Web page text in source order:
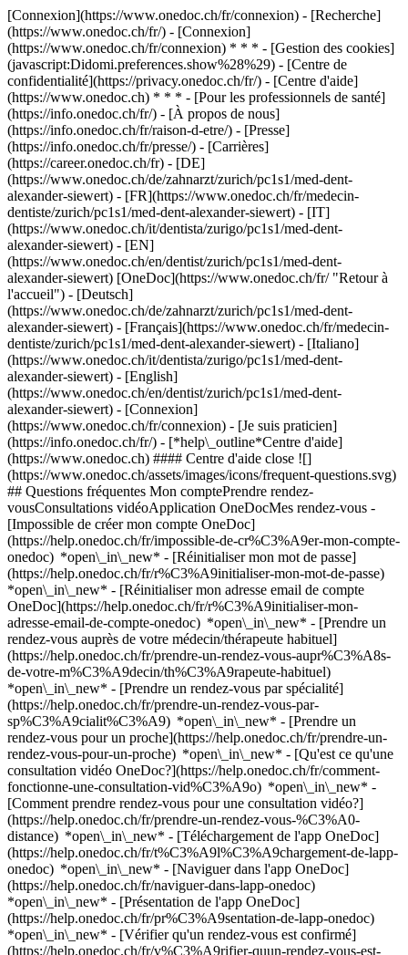
[Connexion](https://www.onedoc.ch/fr/connexion) - [Recherche]
(https://www.onedoc.ch/fr/) - [Connexion]
(https://www.onedoc.ch/fr/connexion) * * * - [Gestion des cookies]
(javascript:Didomi.preferences.show%28%29) - [Centre de
confidentialité](https://privacy.onedoc.ch/fr/) - [Centre d'aide]
(https://www.onedoc.ch) * * * - [Pour les professionnels de santé]
(https://info.onedoc.ch/fr/) - [À propos de nous]
(https://info.onedoc.ch/fr/raison-d-etre/) - [Presse]
(https://info.onedoc.ch/fr/presse/) - [Carrières]
(https://career.onedoc.ch/fr) - [DE]
(https://www.onedoc.ch/de/zahnarzt/zurich/pc1s1/med-dent-
alexander-siewert) - [FR](https://www.onedoc.ch/fr/medecin-
dentiste/zurich/pc1s1/med-dent-alexander-siewert) - [IT]
(https://www.onedoc.ch/it/dentista/zurigo/pc1s1/med-dent-
alexander-siewert) - [EN]
(https://www.onedoc.ch/en/dentist/zurich/pc1s1/med-dent-
alexander-siewert) [OneDoc](https://www.onedoc.ch/fr/ "Retour à
l'accueil") - [Deutsch]
(https://www.onedoc.ch/de/zahnarzt/zurich/pc1s1/med-dent-
alexander-siewert) - [Français](https://www.onedoc.ch/fr/medecin-
dentiste/zurich/pc1s1/med-dent-alexander-siewert) - [Italiano]
(https://www.onedoc.ch/it/dentista/zurigo/pc1s1/med-dent-
alexander-siewert) - [English]
(https://www.onedoc.ch/en/dentist/zurich/pc1s1/med-dent-
alexander-siewert) - [Connexion]
(https://www.onedoc.ch/fr/connexion) - [Je suis praticien]
(https://info.onedoc.ch/fr/) - [*help\_outline*Centre d'aide]
(https://www.onedoc.ch) #### Centre d'aide close ![]
(https://www.onedoc.ch/assets/images/icons/frequent-questions.svg)
## Questions fréquentes Mon comptePrendre rendez-
vousConsultations vidéoApplication OneDocMes rendez-vous -
[Impossible de créer mon compte OneDoc]
(https://help.onedoc.ch/fr/impossible-de-cr%C3%A9er-mon-compte-
onedoc) *open\_in\_new* - [Réinitialiser mon mot de passe]
(https://help.onedoc.ch/fr/r%C3%A9initialiser-mon-mot-de-passe)
*open\_in\_new* - [Réinitialiser mon adresse email de compte
OneDoc](https://help.onedoc.ch/fr/r%C3%A9initialiser-mon-
adresse-email-de-compte-onedoc) *open\_in\_new* - [Prendre un
rendez-vous auprès de votre médecin/thérapeute habituel]
(https://help.onedoc.ch/fr/prendre-un-rendez-vous-aupr%C3%A8s-
de-votre-m%C3%A9decin/th%C3%A9rapeute-habituel)
*open\_in\_new* - [Prendre un rendez-vous par spécialité]
(https://help.onedoc.ch/fr/prendre-un-rendez-vous-par-
sp%C3%A9cialit%C3%A9) *open\_in\_new* - [Prendre un
rendez-vous pour un proche](https://help.onedoc.ch/fr/prendre-un-
rendez-vous-pour-un-proche) *open\_in\_new* - [Qu'est ce qu'une
consultation vidéo OneDoc?](https://help.onedoc.ch/fr/comment-
fonctionne-une-consultation-vid%C3%A9o) *open\_in\_new* -
[Comment prendre rendez-vous pour une consultation vidéo?]
(https://help.onedoc.ch/fr/prendre-un-rendez-vous-%C3%A0-
distance) *open\_in\_new* - [Téléchargement de l'app OneDoc]
(https://help.onedoc.ch/fr/t%C3%A9l%C3%A9chargement-de-lapp-
onedoc) *open\_in\_new* - [Naviguer dans l'app OneDoc]
(https://help.onedoc.ch/fr/naviguer-dans-lapp-onedoc)
*open\_in\_new* - [Présentation de l'app OneDoc]
(https://help.onedoc.ch/fr/pr%C3%A9sentation-de-lapp-onedoc)
*open\_in\_new* - [Vérifier qu'un rendez-vous est confirmé](https://help.onedoc.ch/fr/v%C3%A9rifier-quun-rendez-vous-est-confirm%C3%A9) *open\_in\_new* - [Annuler un rendez-vous pris en ligne sur OneDoc](https://help.onedoc.ch/fr/annuler-un-rendez-vous-pris-en-ligne-sur-onedoc) *open\_in\_new* - [Je ne reçois pas de confirmation de rendez-vous](https://help.onedoc.ch/fr/je-ne-re%C3%A7ois-pas-de-confirmation-de-rendez-vous) *open\_in\_new* [Voir tous nos articles *open\_in\_new*](https://help.onedoc.ch/fr/) ![Med. dent. Alexander Siewert, médecin-dentiste à Zurich](https://assets.onedoc.ch/images/users/455fbc9f60382438e3ed30f26178af5ee06cf03eb626f7cdd81495b811f81400-small.png "Med. dent. Alexander Siewert, médecin-dentiste à Zurich") *photo\_camera*+ 10 photos # Med. dent. Alexander Siewert ![Badge indiquant un profil vérifié](https://www.onedoc.ch/assets/images/icons/checkmark.svg) ## Médecin-dentiste Résumé Carte Présentation ![Icône patient avec un signe plus annonçant que le professionnel accepte de nouveaux patients](https://www.onedoc.ch/assets/images/icons/new-patients.svg) ### Patients acceptés Med. dent. Alexander Siewert accepte les nouveaux patients ![Icône mallette annonçant les spécialités du professionnel de santé](https://www.onedoc.ch/assets/images/icons/specialties.svg) ### Spécialités Médecine bucco-dentaire ![Icône microscope annonçant les expertises dans lesquelles le professionnel est spécialisé](https://www.onedoc.ch/assets/images/icons/expertises.svg) ### Expertises Dévitalisation Urgence dentaire Extraction dentaire | Dents de sagesse Bagues | Appareil dentaire Retainer [*arrow\_drop\_down*Voir plus](https://www.onedoc.ch) ![Marqueur annonçant la carte et les informations d’accès du cabinet](https://www.onedoc.ch/assets/images/icons/map.svg) ### Carte et informations d'accès #### [Zahnärzte Zürich Bahnhofstrasse](https://www.onedoc.ch/fr/cabinet-dentaire/zurich/ebeiz/zahnarzte-zurich-bahnhofstrasse) Bahnhofstrasse 110 8001 Zurich #### Horaire d'ouverture Actuellement fermé - Ouvre mercredi à 07:00 *expand\_more* Lundi: 07:00 - 21:00 Mardi: 07:00 - 21:00 Mercredi: 07:00 - 21:00 Jeudi: 07:00 - 21:00 Vendredi: 07:00 - 21:00 Samedi: Fermé Dimanche: Fermé ![Icône document annonçant la présentation de l’établissement](https://www.onedoc.ch/assets/images/icons/presentation.svg) ### Présentation du professionnel de santé __Alexander Siewert, docteur en médecine dentaire,__ est un dentiste expérimenté en médecine dentaire générale. Il a suivi ses études de médecine dentaire en Allemagne et est reconnu en Suisse depuis 2023. Dans le cadre de son activité clinique, il accompagne ses patients dans la prévention, le diagnostic et le traitement de divers problèmes dentaires. Ses domaines de spécialisation comprennent : - __Dentisterie générale :__ examens préventifs, diagnostics et traitements visant à préserver la santé bucco-dentaire. - __Endodontie :__ dévitalisation et traitements canalaire pour soigner les dents enflammées ou endommagées. - __Urgences dentaires :__ évaluation et traitement des troubles aigus tels que les douleurs dentaires, les traumatismes dentaires ou les infections. - __Chirurgie buccale :__ extractions dentaires, y compris l'extraction des dents de sagesse. - __Appareils dentaires et appareils de contention :__ prise en charge des patients portant des appareils orthodontiques ainsi que suivi avec des appareils de contention. __Qualifications__ - Diplôme de médecine dentaire, Allemagne (2019) - Reconnaissance en tant que dentiste par la MEBEKO, Suisse (2023) Le Dr Alexander Siewert vous conseille en allemand. Consultez ses disponibilités et prenez rendez-vous en ligne via OneDoc. [*arrow\_drop\_down*Voir plus](https://www.onedoc.ch) [![Med. dent. Alexander Siewert, médecin-dentiste à Zurich](https://assets.onedoc.ch/images/users/455fbc9f60382438e3ed30f26178af5ee06cf03eb626f7cdd81495b811f81400-small.png "Med. dent. Alexander Siewert, médecin-dentiste à Zurich")](https://assets.onedoc.ch/images/users/455fbc9f60382438e3ed30f26178af5ee06cf03eb626f7cdd81495b811f81400.png)[![Zahnärzte Zürich Bahnhofstrasse, cabinet dentaire à Zurich](https://assets.onedoc.ch/images/entities/c3a3cf9856fdba0c9acab612616569f22c3c46a033957722980049f6329474a8-small.jpg "Zahnärzte Zürich Bahnhofstrasse, cabinet dentaire à Zurich")](https://assets.onedoc.ch/images/entities/c3a3cf9856fdba0c9acab612616569f22c3c46a033957722980049f6329474a8.jpg)[![Zahnärzte Zürich Bahnhofstrasse, cabinet dentaire à Zurich](https://assets.onedoc.ch/images/entities/c1530eeec3da292b3a89f25d7e11d65e2d5049448fafe15e1a1a4b8bc5fdea65-small.jpg "Zahnärzte Zürich Bahnhofstrasse, cabinet dentaire à Zurich")](https://assets.onedoc.ch/images/entities/c1530eeec3da292b3a89f25d7e11d65e2d5049448fafe15e1a1a4b8bc5fdea65.jpg)[![Zahnärzte Zürich Bahnhofstrasse, cabinet dentaire à Zurich](https://assets.onedoc.ch/images/entities/ab21d53adc670367f4a1eaf7c28919f11dc7b98f60b12ce8a7cbeddf3db9a2ac-small.jpg "Zahnärzte Zürich Bahnhofstrasse, cabinet dentaire à Zurich")](https://assets.onedoc.ch/images/entities/ab21d53adc670367f4a1eaf7c28919f11dc7b98f60b12ce8a7cbeddf3db9a2ac.jpg)[![Zahnärzte Zürich Bahnhofstrasse, cabinet dentaire à Zurich](https://assets.onedoc.ch/images/entities/a618ef88f77fe17e3b3258b6111c75c37351e47129e998349290d24e45884010-small.jpg "Zahnärzte Zürich Bahnhofstrasse, cabinet dentaire à Zurich")](https://assets.onedoc.ch/images/entities/a618ef88f77fe17e3b3258b6111c75c37351e47129e998349290d24e45884010.jpg)[![Zahnärzte Zürich Bahnhofstrasse, cabinet dentaire à Zurich](https://assets.onedoc.ch/images/entities/2d130c90dace104b97b0bf3bb6282b74301def4051b685b41310974b14545e7b-small.jpg "Zahnärzte Zürich Bahnhofstrasse, cabinet dentaire à Zurich")](https://assets.onedoc.ch/images/entities/2d130c90dace104b97b0bf3bb6282b74301def4051b685b41310974b14545e7b.jpg)[![Zahnärzte Zürich Bahnhofstrasse, cabinet dentaire à Zurich](https://assets.onedoc.ch/images/entities/ed03919bc9eb9412d5d2aaee5e17a45a8e13262d0d8a5d52990c9934e1c03a72-small.jpg "Zahnärzte Zürich Bahnhofstrasse, cabinet dentaire à Zurich")](https://assets.onedoc.ch/images/entities/ed03919bc9eb9412d5d2aaee5e17a45a8e13262d0d8a5d52990c9934e1c03a72.jpg)[![Zahnärzte Zürich Bahnhofstrasse, cabinet dentaire à Zurich](https://assets.onedoc.ch/images/entities/7d463ea1e45ee5c40a89386ac07fc5421918e750a53606095143834e36c2adf9-small.jpg "Zahnärzte Zürich Bahnhofstrasse, cabinet dentaire à Zurich")](https://assets.onedoc.ch/images/entities/7d463ea1e45ee5c40a89386ac07fc5421918e750a53606095143834e36c2adf9.jpg)[![Zahnärzte Zürich Bahnhofstrasse, cabinet dentaire à Zurich](https://assets.onedoc.ch/images/entities/8def76e9ecfc468f5adfa416d16faa2972060511869892f5f5a24833407b28d1-small.jpg "Zahnärzte Zürich Bahnhofstrasse, cabinet dentaire à Zurich")](https://assets.onedoc.ch/images/entities/8def76e9ecfc468f5adfa416d16faa2972060511869892f5f5a24833407b28d1.jpg)[![Zahnärzte Zürich Bahnhofstrasse, cabinet dentaire à Zurich](https://assets.onedoc.ch/images/entities/edec258090427beed2b2a7aab41a2ac934b1956ada1cd85c0a217d69426d4792-small.jpg "Zahnärzte Zürich Bahnhofstrasse, cabinet dentaire à Zurich")](https://assets.onedoc.ch/images/entities/edec258090427beed2b2a7aab41a2ac934b1956ada1cd85c0a217d69426d4792.jpg)[![Zahnärzte Zürich Bahnhofstrasse, cabinet dentaire à Zurich](https://assets.onedoc.ch/images/entities/e98129d43f9c6a6c841850cdac9462589e95e26a498ca74a4b1758483ffe2566-small.jpg "Zahnärzte Zürich Bahnhofstrasse, cabinet dentaire à Zurich")](https://assets.onedoc.ch/images/entities/e98129d43f9c6a6c841850cdac9462589e95e26a498ca74a4b1758483ffe2566.jpg) * * * #### Langues parlées anglais et allemand #### Site web [Voir le site *open\_in\_new*](https://www.zahnarzt-bahnhofstrasse.ch/) ![Icône bulle de dialogue annonçant la section FAQ](https://www.onedoc.ch/assets/images/icons/faq.svg) ### FAQ *expand\_more* *keyboard\_arrow\_right* ## Quelle est l'adresse de Med. dent. Alexander Siewert? Med. dent. Alexander Siewert reçoit des patients à Bahnhofstrasse 110, 8001 Zurich. * * * *keyboard\_arrow\_right* ## Quelles sont les langues parlées par Med. dent. Alexander Siewert? Med. dent. Alexander Siewert propose des consultations en anglais et allemand. * * * *keyboard\_arrow\_right* ## Quels sont les horaires de consultation de Med. dent. Alexander Siewert? Les horaires de consultation de Med. dent. Alexander Siewert sont: - #### [Zahnärzte Zürich Bahnhofstrasse](https://www.onedoc.ch/fr/cabinet-dentaire/zurich/ebeiz/zahnarzte-zurich-bahnhofstrasse) : Bahnhofstrasse 110, 8001 Zurich - Le lundi de 07:00 à 21:00 - Le mardi de 07:00 à 21:00 - Le mercredi de 07:00 à 21:00 - Le jeudi de 07:00 à 21:00 - Le vendredi de 07:00 à 21:00 - Le samedi fermé - Le dimanche fermé * * * *keyboard\_arrow\_right* ## Quel est le site web de Med. dent. Alexander Siewert? Vous pouvez consulter le site web de Med. dent. Alexander Siewert à l'adresse suivante: [https://www.zahnarzt-bahnhofst... *open\_in\_new*](https://www.zahnarzt-bahnhofstrasse.ch/) . * * * *keyboard\_arrow\_right* ## Quel est le numéro de téléphone de Med. dent. Alexander Siewert? Le numéro de téléphone de Med. dent. Alexander Siewert est [044 512 52 24](tel:+41445125224). * * * *keyboard\_arrow\_right* ## Est-ce que Med. dent. Alexander Siewert accepte les nouveaux patients? Oui, Med. dent. Alexander Siewert accepte les nouveaux patients. Pour prendre rendez-vous, les nouveaux patients peuvent facilement réserver en ligne via OneDoc. * * * *keyboard\_arrow\_right* ## Quelles sont les spécialités de Med. dent. Alexander Siewert? Med. dent. Alexander Siewert est spécialiste en [médecine bucco-dentaire](https://www.onedoc.ch/fr/medecin-dentiste/zurich) à Zurich. * * * *keyboard\_arrow\_right* ## Quelles sont les expertises de Med. dent. Alexander Siewert? Les expertises de Med. dent. Alexander Siewert à Zurich sont: [Dévitalisation](https://www.onedoc.ch/fr/devitalisati